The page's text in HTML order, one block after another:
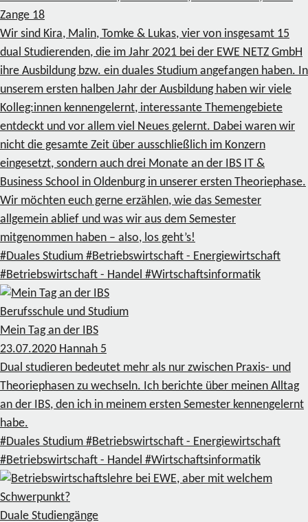
Zange 18
Wir sind Kira, Malin, Tomke & Lukas, vier von insgesamt 15
dual Studierenden, die im Jahr 2021 bei der EWE NETZ GmbH
ihre Ausbildung bzw. ein duales Studium angefangen haben. In
unserem ersten halben Jahr der Ausbildung haben wir viele
Kolleg:innen kennengelernt, interessante Themengebiete
entdeckt und vor allem viel Neues gelernt. Dabei waren wir
nicht die gesamte Zeit über ausschließlich im Konzern
eingesetzt, sondern auch drei Monate an der IBS IT &
Business School in Oldenburg in unserer ersten Theoriephase.
Wir möchten euch gerne erzählen, wie das Semester
allgemein ablief und was wir aus dem Semester
mitgenommen haben – also, los geht’s!
#Duales Studium #Betriebswirtschaft - Energiewirtschaft
#Betriebswirtschaft - Handel #Wirtschaftsinformatik
Berufsschule und Studium
Mein Tag an der IBS
23.07.2020 Hannah 5
Dual studieren bedeutet mehr als nur zwischen Praxis- und
Theoriephasen zu wechseln. Ich berichte über meinen Alltag
an der IBS, den ich in meinem ersten Semester kennengelernt
habe.
#Duales Studium #Betriebswirtschaft - Energiewirtschaft
#Betriebswirtschaft - Handel #Wirtschaftsinformatik
Duale Studiengänge